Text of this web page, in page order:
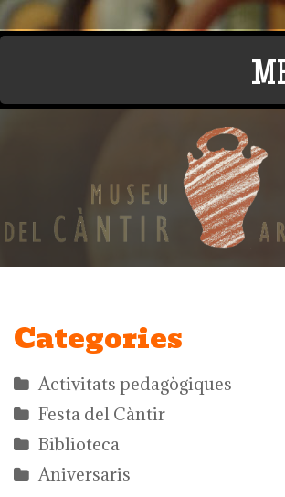
Vés al contingut
Categories
Activitats pedagògiques
Festa del Càntir
Biblioteca
Aniversaris